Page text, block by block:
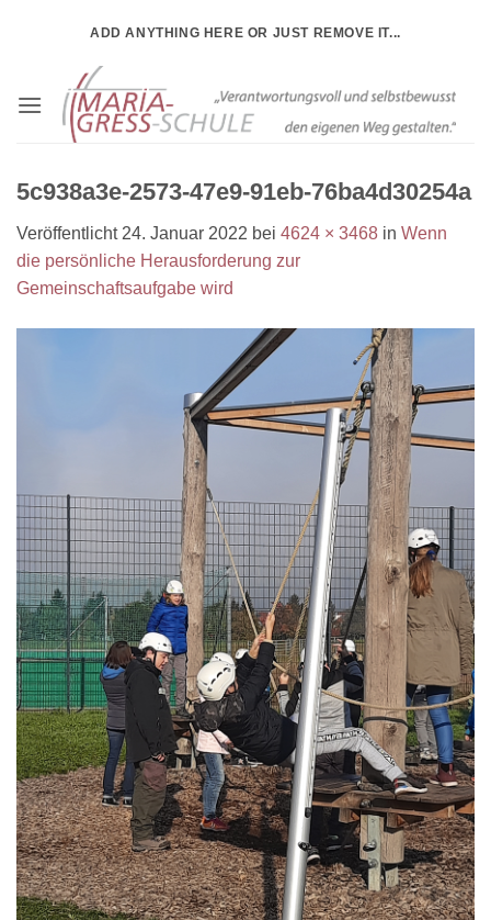
ADD ANYTHING HERE OR JUST REMOVE IT...
5c938a3e-2573-47e9-91eb-76ba4d30254a
Veröffentlicht 24. Januar 2022 bei 4624 × 3468 in Wenn
die persönliche Herausforderung zur
Gemeinschaftsaufgabe wird